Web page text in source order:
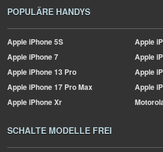
POPULÄRE HANDYS
AppleiPhone 5S Apple
AppleiPhone 7 Apple
AppleiPhone 13 Pro Apple
AppleiPhone 17 Pro Max Apple
AppleiPhone Xr
SCHALTE MODELLE FREI